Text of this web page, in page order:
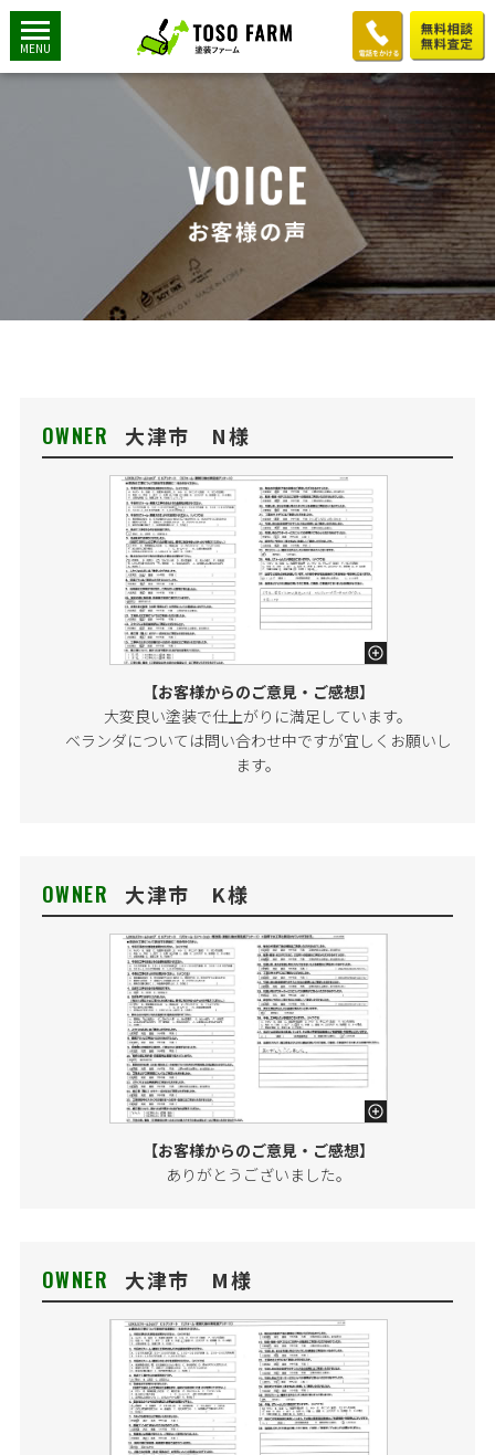
MENU
OWNER 大津市 N様
【お客様からのご意見・ご感想】
大変良い塗装で仕上がりに満足しています。
ベランダについては問い合わせ中ですが宜しくお願いし
ます。
OWNER 大津市 K様
【お客様からのご意見・ご感想】
ありがとうございました。
OWNER 大津市 M様